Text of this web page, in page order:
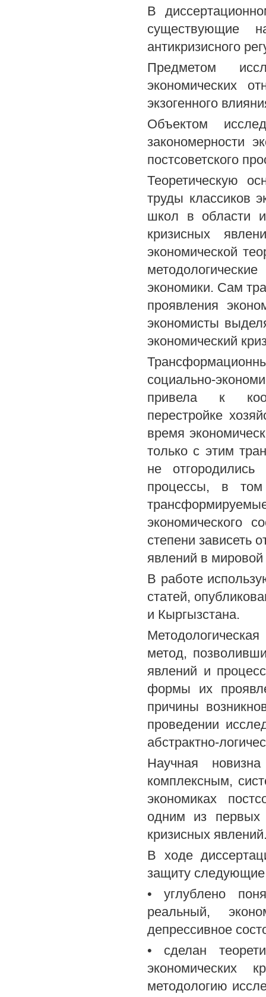
В
существующие
антикризисного
Предметом
экономических
экзогенного
Объектом
закономерности
постсоветского
Теоретическую
труды классиков
школ в области
кризисных
экономической
экономики. Сам
проявления
экономисты
экономический
социально-
привела к
перестройке
время
только с этим
не
процессы, в
экономического
степени зависеть
явлений в мировой
В работе
статей,
и Кыргызстана.
метод,
явлений и
формы их
причины
проведении
абстрактно-
Научная новизна
комплексным,
экономиках
одним из первых
кризисных
В ходе
защиту
• углублено
реальный,
депрессивное
• сделан
экономических
методологию